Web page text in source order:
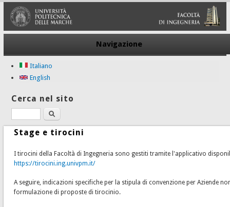
Navigazione
Italiano
English
Cerca nel sito
Cerca
Stage e tirocini
I tirocini della Facoltà di Ingegneria sono gestiti tramite l'applicativo
https://tirocini.ing.univpm.it/
A seguire, indicazioni specifiche per la stipula di convenzione per Aziende
formulazione di proposte di tirocinio.